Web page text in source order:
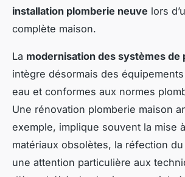
installation plomberie neuve lors
complète maison.
La modernisation des systèmes de
intègre désormais des
eau et conformes aux normes
Une rénovation plomberie maison
exemple, implique souvent la mise
matériaux obsolètes, la réfection
une attention particulière aux